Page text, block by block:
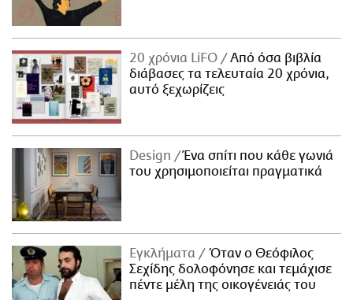
20 χρόνια LiFO
Από όσα βιβλία
διάβασες τα τελευταία 20 χρόνια,
αυτό ξεχωρίζεις
Design
Ένα σπίτι που κάθε γωνιά
του χρησιμοποιείται πραγματικά
Εγκλήματα
Όταν ο Θεόφιλος
Σεχίδης δολοφόνησε και τεμάχισε
πέντε μέλη της οικογένειάς του